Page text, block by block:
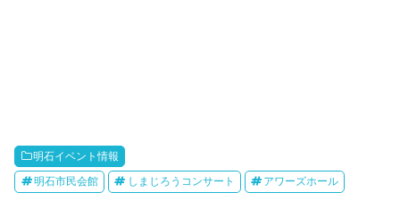
明石イベント情報
明石市民会館 しまじろうコンサート アワーズホール